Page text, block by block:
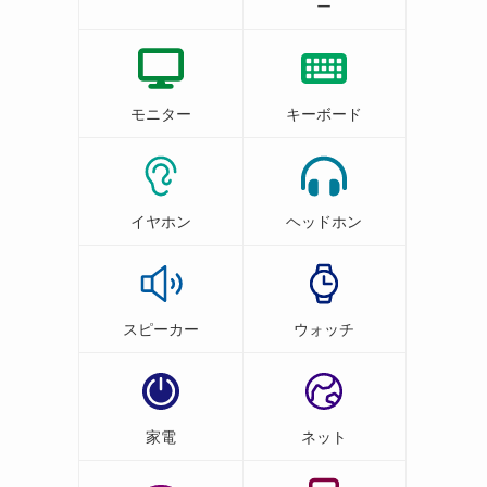
ー
モニター キーボード
イヤホン ヘッドホン
スピーカー ウォッチ
家電 ネット